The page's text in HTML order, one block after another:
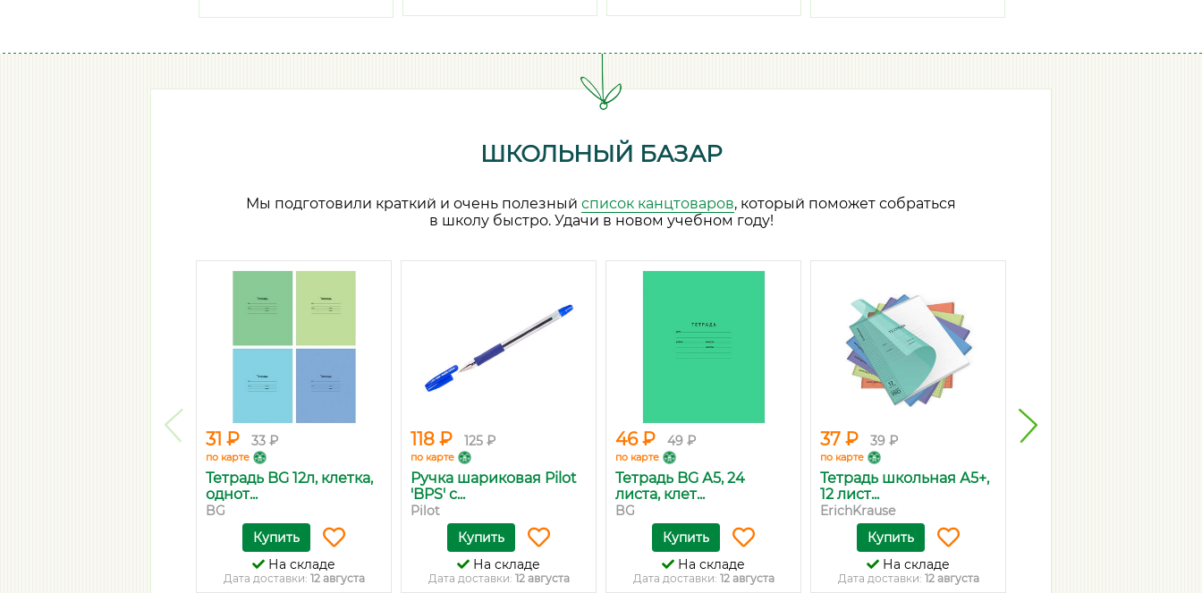
ШКОЛЬНЫЙ БАЗАР
Мы подготовили краткий и очень полезный список канцтоваров, который поможет собраться
в школу быстро. Удачи в новом учебном году!
31 ₽ 33 ₽
по карте
Тетрадь BG 12л, клетка,
однот...
BG
Купить
На складе
Дата доставки: 12 августа
118 ₽ 125 ₽
по карте
Ручка шариковая Pilot
'BPS' с...
Pilot
Купить
На складе
Дата доставки: 12 августа
46 ₽ 49 ₽
по карте
Тетрадь BG А5, 24
листа, клет...
BG
Купить
На складе
Дата доставки: 12 августа
37 ₽ 39 ₽
по карте
Тетрадь школьная А5+,
12 лист...
ErichKrause
Купить
На складе
Дата доставки: 12 августа
118 ₽